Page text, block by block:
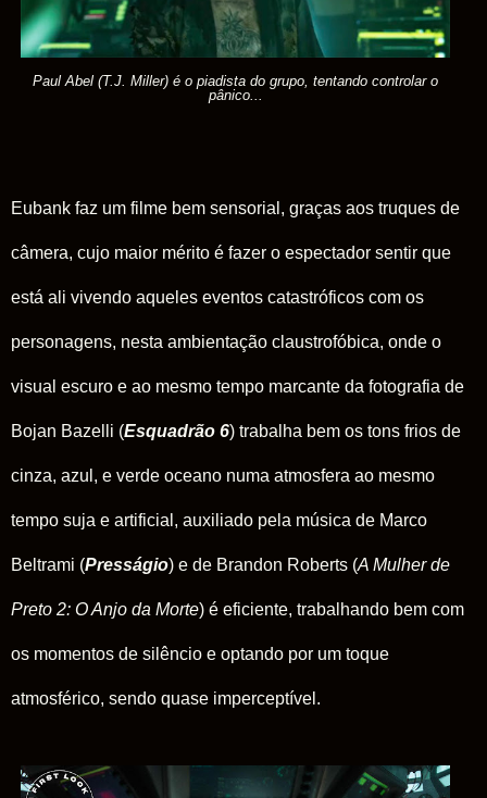
Paul Abel (T.J. Miller) é o piadista do grupo, tentando controlar o
pânico...
Eubank faz um filme bem sensorial, graças aos truques de
câmera, cujo maior mérito é fazer o espectador sentir que
está ali vivendo aqueles eventos catastróficos com os
personagens, nesta ambientação claustrofóbica, onde o
visual escuro e ao mesmo tempo marcante da fotografia de
Bojan Bazelli (Esquadrão 6) trabalha bem os tons frios de
cinza, azul, e verde oceano numa atmosfera ao mesmo
tempo suja e artificial, auxiliado pela música de Marco
Beltrami (Presságio) e de Brandon Roberts (A Mulher de
Preto 2: O Anjo da Morte) é eficiente, trabalhando bem com
os momentos de silêncio e optando por um toque
atmosférico, sendo quase imperceptível.